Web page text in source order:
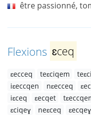
être passionné,
Flexions ɛceq
ɛecceq teɛciqem
iɛeccqen
nɛecceq
iɛceq
ɛecqet
ɛciqeɣ
neɛceq ɛecqeɣ